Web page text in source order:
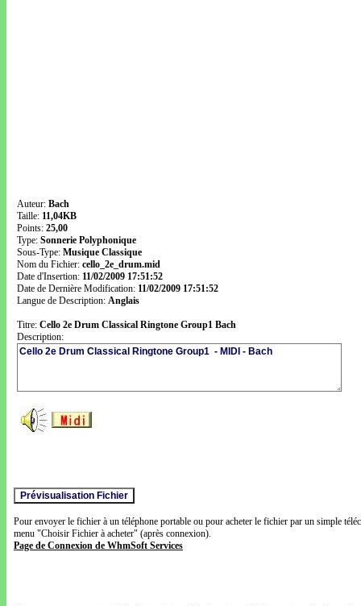
Auteur: Bach
Taille: 11,04KB
Points: 25,00
Type: Sonnerie Polyphonique
Sous-Type: Musique Classique
Nom du Fichier: cello_2e_drum.mid
Date d'Insertion: 11/02/2009 17:51:52
Date de Dernière Modification: 11/02/2009 17:51:52
Langue de Description: Anglais
Titre: Cello 2e Drum Classical Ringtone Group1 Bach
Description:
Pour envoyer le fichier à un téléphone portable ou pour acheter le fichier par un simple
menu "Choisir Fichier à acheter" (après connexion).
Page de Connexion de WhmSoft Services